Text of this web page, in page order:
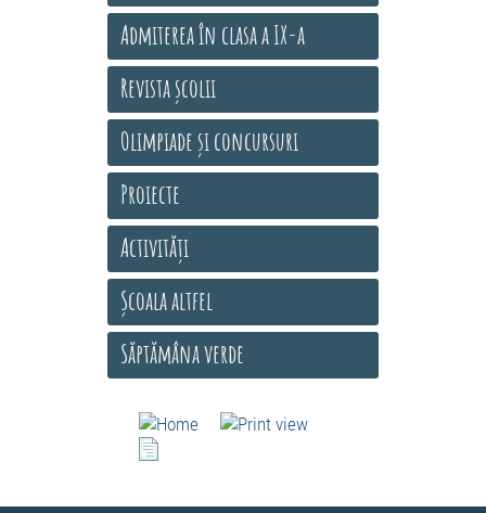
Admiterea în clasa a IX-a
Revista școlii
Olimpiade și concursuri
Proiecte
Activități
Școala altfel
Săptămâna verde